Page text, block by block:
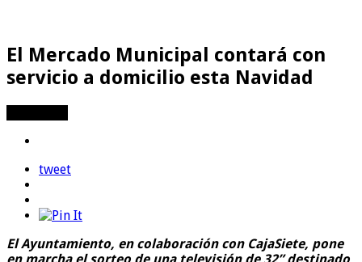
El Mercado Municipal contará con
servicio a domicilio esta Navidad
tweet
El Ayuntamiento, en colaboración con CajaSiete, pone
en marcha el sorteo de una televisión de 32” destinado